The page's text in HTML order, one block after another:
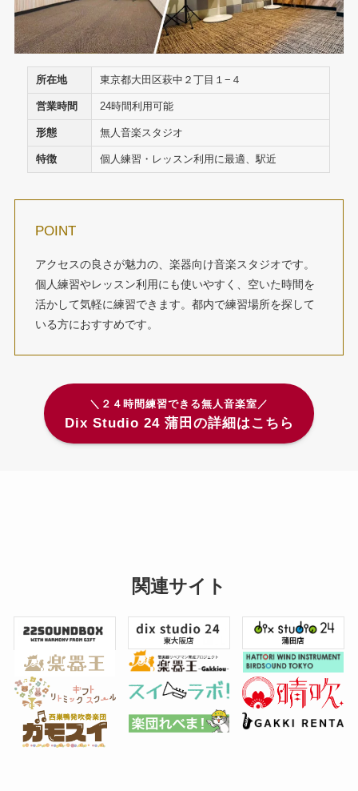
所在地 東京都大田区萩中２丁目１−４
営業時間 24時間利用可能
形態 無人音楽スタジオ
特徴 個人練習・レッスン利用に最適、駅近
POINT
アクセスの良さが魅力の、楽器向け音楽スタジオです。
個人練習やレッスン利用にも使いやすく、空いた時間を
活かして気軽に練習できます。都内で練習場所を探して
いる方におすすめです。
＼２４時間練習できる無人音楽室／
Dix Studio 24 蒲田の詳細はこちら
関連サイト